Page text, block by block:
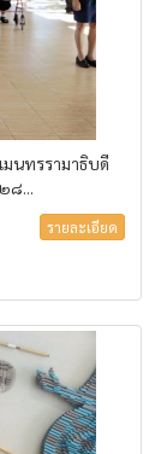
นทรรามาธิบดี
๘...
รายละเอียด